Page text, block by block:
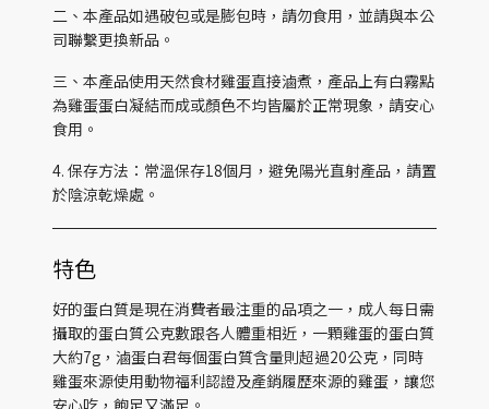
二、本產品如遇破包或是膨包時，請勿食用，並請與本公
司聯繫更換新品。
三、本產品使用天然食材雞蛋直接滷煮，產品上有白霧點
為雞蛋蛋白凝結而成或顏色不均皆屬於正常現象，請安心
食用。
4. 保存方法：常溫保存18個月，避免陽光直射產品，請置
於陰涼乾燥處。
特色
好的蛋白質是現在消費者最注重的品項之一，成人每日需
攝取的蛋白質公克數跟各人體重相近，一顆雞蛋的蛋白質
大約7g，滷蛋白君每個蛋白質含量則超過20公克，同時
雞蛋來源使用動物福利認證及產銷履歷來源的雞蛋，讓您
安心吃，飽足又滿足。